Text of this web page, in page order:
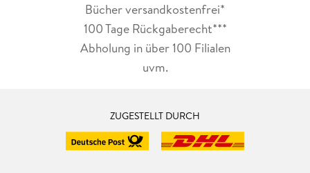
Bücher versandkostenfrei*
100 Tage Rückgaberecht***
Abholung in über 100 Filialen
uvm.
ZUGESTELLT DURCH